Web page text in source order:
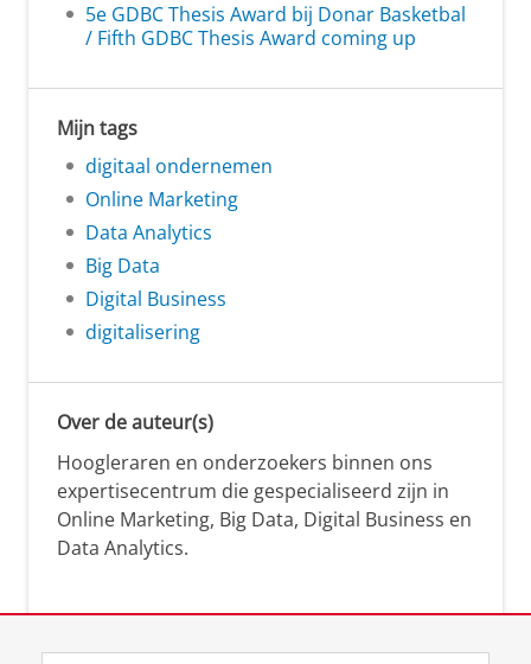
5e GDBC Thesis Award bij Donar Basketbal
/ Fifth GDBC Thesis Award coming up
Mijn tags
digitaal ondernemen
Online Marketing
Data Analytics
Big Data
Digital Business
digitalisering
Over de auteur(s)
Hoogleraren en onderzoekers binnen ons
expertisecentrum die gespecialiseerd zijn in
Online Marketing, Big Data, Digital Business en
Data Analytics.